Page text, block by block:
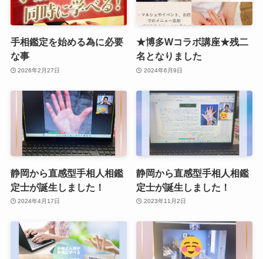
手相鑑定を始める為に必要
な事
2026年2月27日
★博多Wコラボ講座★残二
名となりました
2024年6月9日
静岡から直感型手相人相鑑
定士が誕生しました！
2024年4月17日
静岡から直感型手相人相鑑
定士が誕生しました！
2023年11月2日